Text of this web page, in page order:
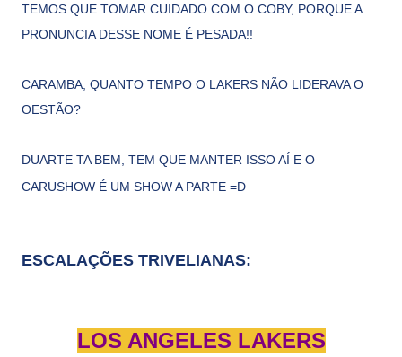
TEMOS QUE TOMAR CUIDADO COM O COBY, PORQUE A
PRONUNCIA DESSE NOME É PESADA!!
CARAMBA, QUANTO TEMPO O LAKERS NÃO LIDERAVA O
OESTÃO?
DUARTE TA BEM, TEM QUE MANTER ISSO AÍ E O
CARUSHOW É UM SHOW A PARTE =D
ESCALAÇÕES TRIVELIANAS:
LOS ANGELES LAKERS